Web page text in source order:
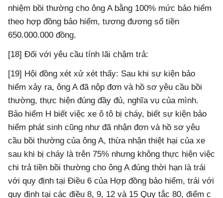
nhiệm bồi thường cho ông A bằng 100% mức bảo hiểm
theo hợp đồng bảo hiểm, tương đương số tiền
650.000.000 đồng.
[18] Đối với yêu cầu tính lãi chậm trả:
[19] Hội đồng xét xử xét thấy: Sau khi sự kiện bảo
hiểm xảy ra, ông A đã nộp đơn và hồ sơ yêu cầu bồi
thường, thực hiện đúng đầy đủ, nghĩa vụ của mình.
Bảo hiểm H biết việc xe ô tô bị cháy, biết sự kiện bảo
hiểm phát sinh cũng như đã nhận đơn và hồ sơ yêu
cầu bồi thường của ông A, thừa nhận thiệt hại của xe
sau khi bị cháy là trên 75% nhưng không thực hiện việc
chi trả tiền bồi thường cho ông A đúng thời hạn là trái
với quy định tại Điều 6 của Hợp đồng bảo hiểm, trái với
quy định tại các điều 8, 9, 12 và 15 Quy tắc 80, điểm c